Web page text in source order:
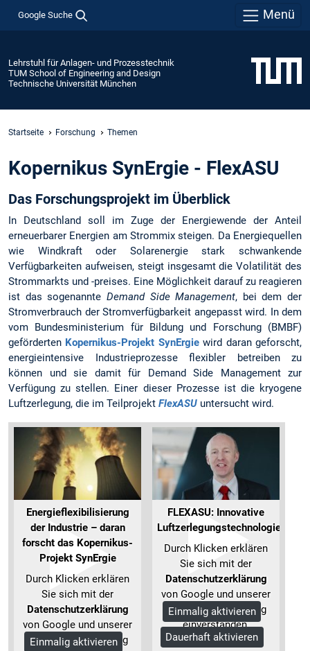
Google Suche Menü
Lehrstuhl für Anlagen- und Prozesstechnik
TUM School of Engineering and Design
Technische Universität München
Startseite Forschung Themen
Kopernikus SynErgie - FlexASU
Das Forschungsprojekt im Überblick
In Deutschland soll im Zuge der Energiewende der Anteil
erneuerbarer Energien am Strommix steigen. Da Energiequellen
wie Windkraft oder Solarenergie stark schwankende
Verfügbarkeiten aufweisen, steigt insgesamt die Volatilität des
Strommarkts und -preises. Eine Möglichkeit darauf zu reagieren
ist das sogenannte Demand Side Management, bei dem der
Stromverbrauch der Stromverfügbarkeit angepasst wird. In dem
vom Bundesministerium für Bildung und Forschung (BMBF)
geförderten Kopernikus-Projekt SynErgiewird daran geforscht,
energieintensive Industrieprozesse flexibler betreiben zu
können und sie damit für Demand Side Management zur
Verfügung zu stellen. Einer dieser Prozesse ist die kryogene
Luftzerlegung, die im Teilprojekt FlexASU untersucht wird.
Energieflexibilisierung
der Industrie – daran
forscht das Kopernikus-
Projekt SynErgie
Durch Klicken erklären
Sie sich mit der
Datenschutzerklärung
von Google und unserer
Datenschutzerklärung
Einmalig aktivieren
FLEXASU: Innovative
Luftzerlegungstechnologie
Durch Klicken erklären
Sie sich mit der
Datenschutzerklärung
von Google und unserer
Datenschutzerklärung
einverstanden.
Mehr Informationen
Einmalig aktivieren
Dauerhaft aktivieren